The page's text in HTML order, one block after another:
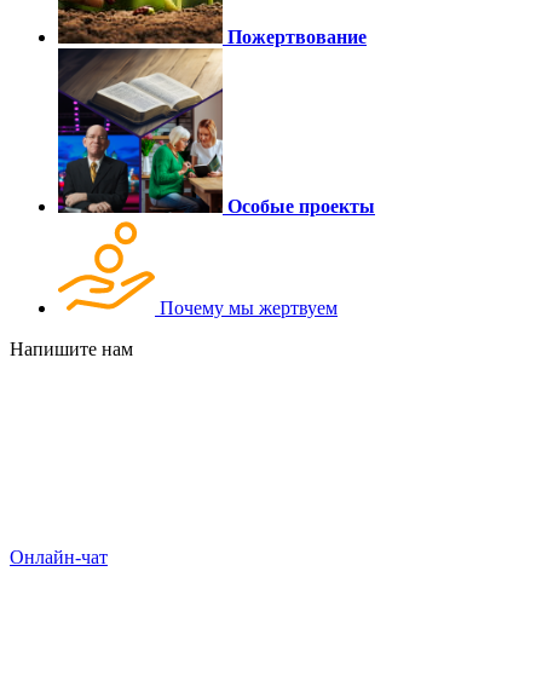
Пожертвование
Особые проекты
Почему мы жертвуем
Напишите нам
Онлайн-чат